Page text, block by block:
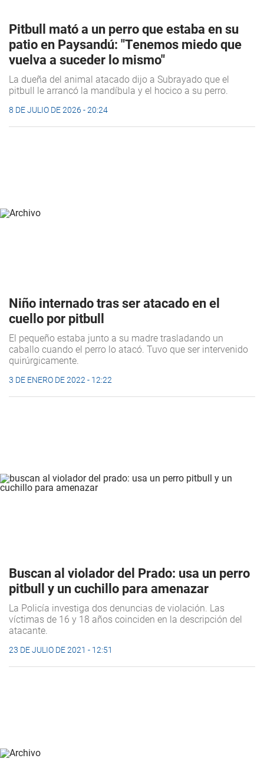
Pitbull mató a un perro que estaba en su
patio en Paysandú: "Tenemos miedo que
vuelva a suceder lo mismo"
La dueña del animal atacado dijo a Subrayado que el
pitbull le arrancó la mandíbula y el hocico a su perro.
8 DE JULIO DE 2026 - 20:24
Niño internado tras ser atacado en el
cuello por pitbull
El pequeño estaba junto a su madre trasladando un
caballo cuando el perro lo atacó. Tuvo que ser intervenido
quirúrgicamente.
3 DE ENERO DE 2022 - 12:22
Buscan al violador del Prado: usa un perro
pitbull y un cuchillo para amenazar
La Policía investiga dos denuncias de violación. Las
víctimas de 16 y 18 años coinciden en la descripción del
atacante.
23 DE JULIO DE 2021 - 12:51